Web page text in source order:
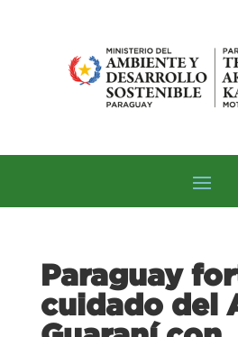
Paraguay
cuidado del